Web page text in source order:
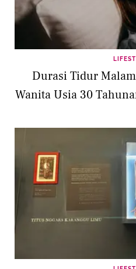
Durasi Tidur
Wanita Usia 30